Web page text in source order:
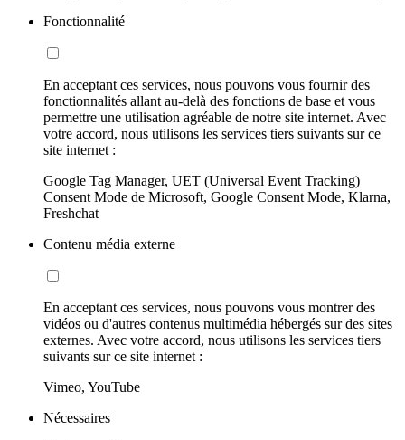
Fonctionnalité
En acceptant ces services, nous pouvons vous fournir des
fonctionnalités allant au-delà des fonctions de base et vous
permettre une utilisation agréable de notre site internet. Avec
votre accord, nous utilisons les services tiers suivants sur ce
site internet :
Google Tag Manager, UET (Universal Event Tracking)
Consent Mode de Microsoft, Google Consent Mode, Klarna,
Freshchat
Contenu média externe
En acceptant ces services, nous pouvons vous montrer des
vidéos ou d'autres contenus multimédia hébergés sur des sites
externes. Avec votre accord, nous utilisons les services tiers
suivants sur ce site internet :
Vimeo, YouTube
Nécessaires